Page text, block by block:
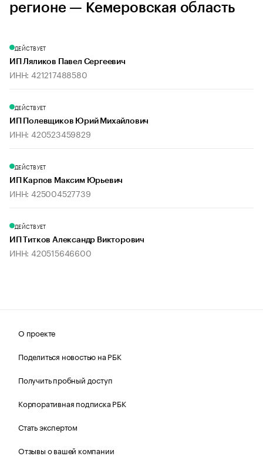
регионе — Кемеровская область
ДЕЙСТВУЕТ
ИП Ляликов Павел Сергеевич
ИНН: 421217488580
ДЕЙСТВУЕТ
ИП Полевщиков Юрий Михайлович
ИНН: 420523459829
ДЕЙСТВУЕТ
ИП Карпов Максим Юрьевич
ИНН: 425004527739
ДЕЙСТВУЕТ
ИП Титков Александр Викторович
ИНН: 420515646600
О проекте
Поделиться новостью на РБК
Получить пробный доступ
Корпоративная подписка РБК
Стать экспертом
Отзывы о вашей компании